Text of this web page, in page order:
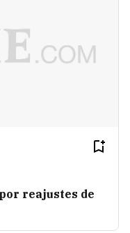
reajustes de